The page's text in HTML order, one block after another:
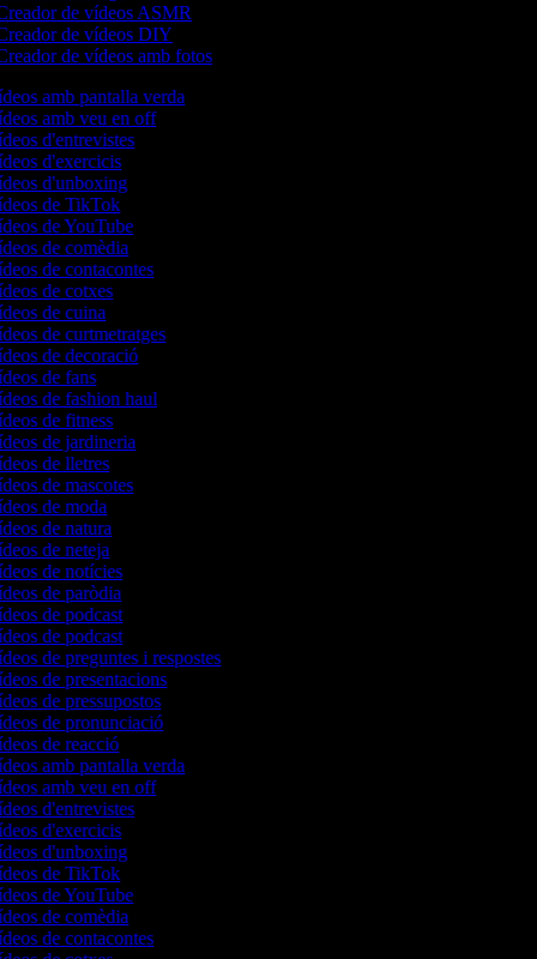
de vídeos ASMR
de vídeos DIY
de vídeos amb fotos
amb pantalla verda
amb veu en off
d'entrevistes
d'exercicis
d'unboxing
de TikTok
de YouTube
de comèdia
de contacontes
de cotxes
de cuina
de curtmetratges
de decoració
de fans
de fashion haul
de fitness
de jardineria
de lletres
de mascotes
de moda
de natura
de neteja
de notícies
de paròdia
de podcast
de podcast
de preguntes i respostes
de presentacions
de pressupostos
de pronunciació
de reacció
amb pantalla verda
amb veu en off
d'entrevistes
d'exercicis
d'unboxing
de TikTok
de YouTube
de comèdia
de contacontes